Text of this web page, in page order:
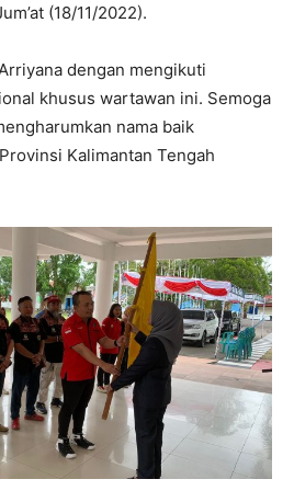
(18/11/2022).
dengan mengikuti
khusus wartawan ini. Semoga
nama baik
Kalimantan Tengah